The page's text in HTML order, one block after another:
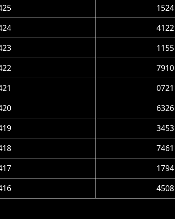
1524
4122
1155
7910
0721
6326
3453
7461
1794
4508